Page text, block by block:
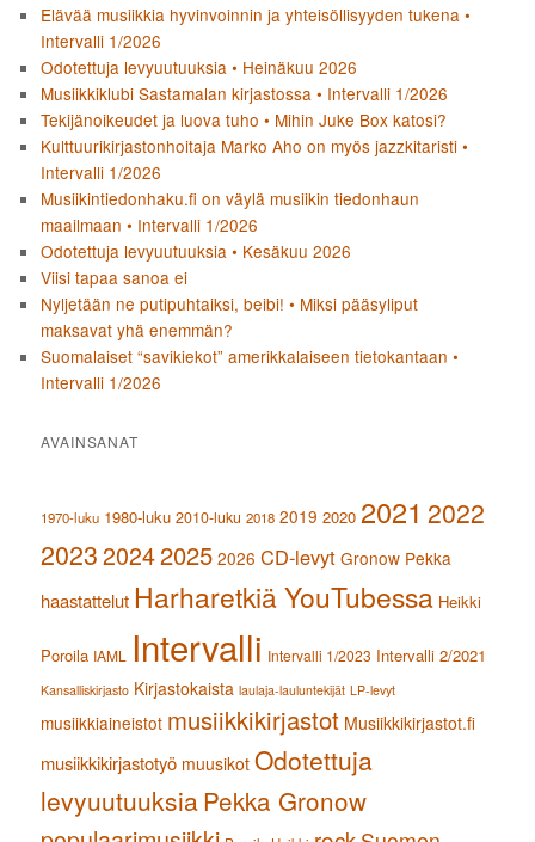
Elävää musiikkia hyvinvoinnin ja yhteisöllisyyden tukena •
Intervalli 1/2026
Odotettuja levyuutuuksia • Heinäkuu 2026
Musiikkiklubi Sastamalan kirjastossa • Intervalli 1/2026
Tekijänoikeudet ja luova tuho • Mihin Juke Box katosi?
Kulttuurikirjastonhoitaja Marko Aho on myös jazzkitaristi •
Intervalli 1/2026
Musiikintiedonhaku.fi on väylä musiikin tiedonhaun
maailmaan • Intervalli 1/2026
Odotettuja levyuutuuksia • Kesäkuu 2026
Viisi tapaa sanoa ei
Nyljetään ne putipuhtaiksi, beibi! • Miksi pääsyliput
maksavat yhä enemmän?
Suomalaiset “savikiekot” amerikkalaiseen tietokantaan •
Intervalli 1/2026
AVAINSANAT
1970-luku 1980-luku 2010-luku 2018 2019 2020 2021 2022
202320242025 2026 CD-levyt Gronow Pekka
haastattelut Harharetkiä YouTubessa Heikki
Poroila IAML Intervalli Intervalli 1/2023 Intervalli 2/2021
Kansalliskirjasto Kirjastokaista laulaja-lauluntekijät LP-levyt
musiikkiaineistot musiikkikirjastot Musiikkikirjastot.fi
musiikkikirjastotyö muusikot Odotettuja
levyuutuuksiaPekka Gronow